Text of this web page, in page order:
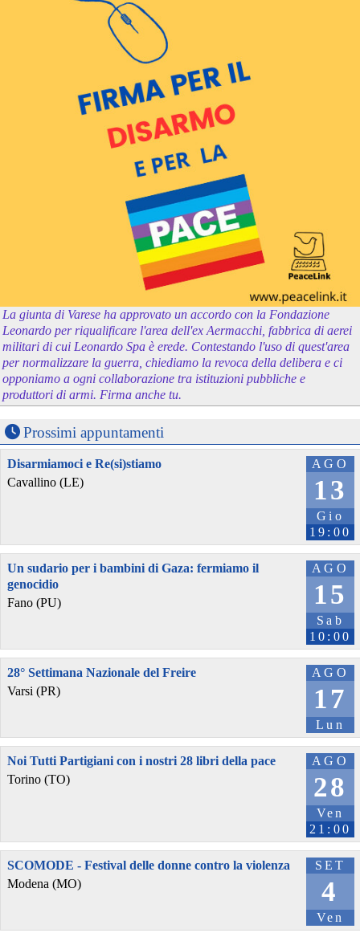
La giunta di Varese ha approvato un accordo con la Fondazione
Leonardo per riqualificare l'area dell'ex Aermacchi, fabbrica di aerei
militari di cui Leonardo Spa è erede. Contestando l'uso di quest'area
per normalizzare la guerra, chiediamo la revoca della delibera e ci
opponiamo a ogni collaborazione tra istituzioni pubbliche e
produttori di armi. Firma anche tu.
Prossimi appuntamenti
AGO
13
Gio
19:00
Disarmiamoci e Re(si)stiamo
Cavallino (LE)
AGO
15
Sab
10:00
Un sudario per i bambini di Gaza: fermiamo il
genocidio
Fano (PU)
AGO
17
Lun
28° Settimana Nazionale del Freire
Varsi (PR)
AGO
28
Ven
21:00
Noi Tutti Partigiani con i nostri 28 libri della pace
Torino (TO)
SET
4
Ven
SCOMODE - Festival delle donne contro la violenza
Modena (MO)